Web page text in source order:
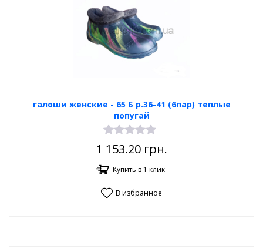
галоши женские - 65 Б р.36-41 (6пар) теплые
попугай
1 153.20грн.
Купить в 1 клик
В избранное